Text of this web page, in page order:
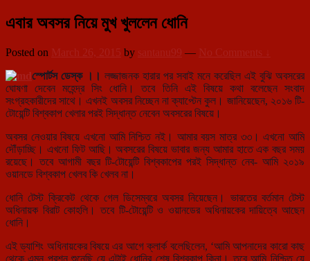
এবার অবসর নিয়ে মুখ খুললেন ধোনি
Posted on March 26, 2015 by santanu99 — No Comments ↓
স্পোর্টস ডেস্ক ।। লজ্জাজনক হারার পর সবাই মনে করেছিল এই বুঝি অবসরের
ঘোষণা দেবেন মহেন্দ্র সিং ধোনি। তবে তিনি এই বিষয়ে কথা বলেছেন সংবাদ
সংগ্রহকারীদের সাথে। এখনই অবসর নিচ্ছেন না ক্যাপ্টেন কুল। জানিয়েছেন, ২০১৬ টি-
টোয়েন্টি বিশ্বকাপ খেলার পরই সিদ্ধান্ত নেবেন অবসরের বিষয়ে।
অবসর নেওয়ার বিষয়ে এখনো আমি নিশ্চিত নই। আমার বয়স মাত্র ৩৩। এখনো আমি
দৌঁড়াচ্ছি। এখনো ফিট আছি। অবসরের বিষয়ে ভাবার জন্য আমার হাতে এক বছর সময়
রয়েছে। তবে আগামী বছর টি-টোয়েন্টি বিশ্বকাপের পরই সিদ্ধান্ত নেব- আমি ২০১৯
ওয়ানডে বিশ্বকাপ খেলব কি খেলব না।
ধোনি টেস্ট ক্রিকেট থেকে গেল ডিসেম্বরে অবসর নিয়েছেন। ভারতের বর্তমান টেস্ট
অধিনায়ক বিরাট কোহলি। তবে টি-টোয়েন্টি ও ওয়ানডের অধিনায়কের দায়িত্বে আছেন
ধোনি।
এই ড্যাশিং অধিনায়কের বিষয়ে এর আগে ক্লার্ক বলেছিলেন, ‘আমি আপনাদের কারো কাছ